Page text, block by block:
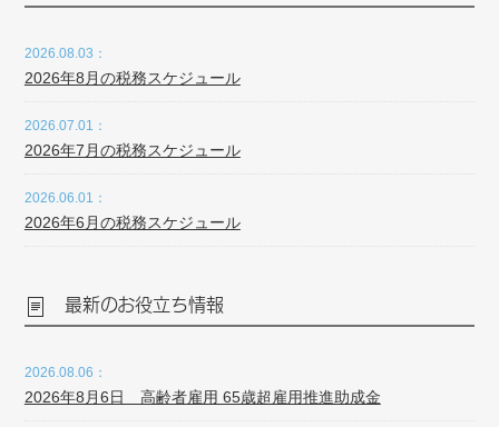
2026.08.03：
2026年8月の税務スケジュール
2026.07.01：
2026年7月の税務スケジュール
2026.06.01：
2026年6月の税務スケジュール
最新のお役立ち情報
2026.08.06：
2026年8月6日 高齢者雇用 65歳超雇用推進助成金